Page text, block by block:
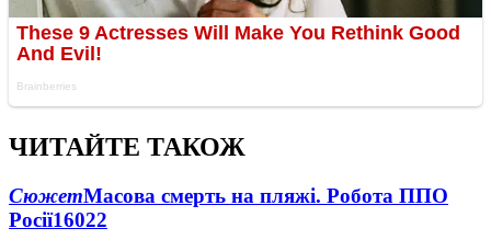
ЧИТАЙТЕ ТАКОЖ
СюжетМасова смерть на пляжі. Робота ППО
Росії16022